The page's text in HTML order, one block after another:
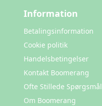
Information
Betalingsinformation
Cookie politik
Handelsbetingelser
Kontakt Boomerang
Ofte Stillede Spørgsmål
Om Boomerang